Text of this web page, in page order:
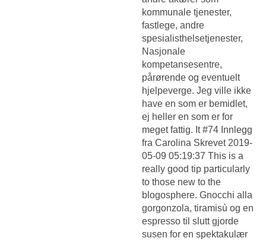
kommunale tjenester,
fastlege, andre
spesialisthelsetjenester,
Nasjonale
kompetansesentre,
pårørende og eventuelt
hjelpeverge. Jeg ville ikke
have en som er bemidlet,
ej heller en som er for
meget fattig. It #74 Innlegg
fra Carolina Skrevet 2019-
05-09 05:19:37 This is a
really good tip particularly
to those new to the
blogosphere. Gnocchi alla
gorgonzola, tiramisù og en
espresso til slutt gjorde
susen for en spektakulær